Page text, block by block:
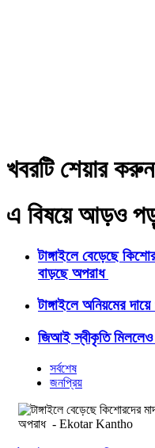
খবরটি শেয়ার করুন
এ বিষয়ে আড়ও
টাঙ্গাইলে বেড়েছে
বাড়ছে অপরাধ
টাঙ্গাইলে অনিয়মের
জিআই স্বীকৃতি মিললেও
সর্বশেষ
জনপ্রিয়